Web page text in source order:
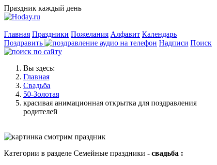
Праздник каждый день
Главная Праздники Пожелания Алфавит Календарь
Поздравить
Надписи Поиск
Вы здесь:
Главная
Свадьба
50-Золотая
красивая анимационная открытка для поздравления
родителей
Категории в разделе Семейные праздники - свадьба :